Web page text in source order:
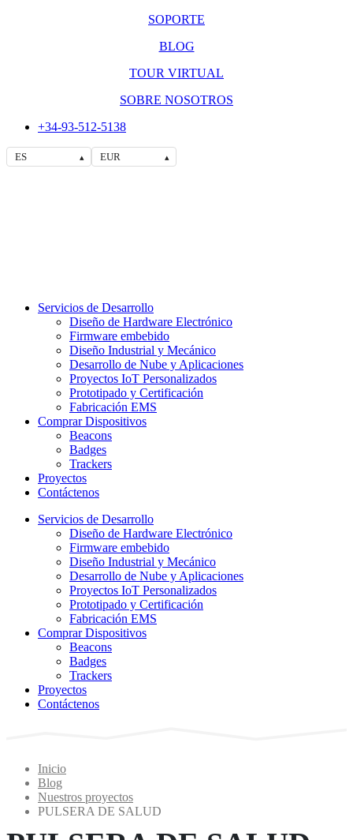
SOPORTE
BLOG
TOUR VIRTUAL
SOBRE NOSOTROS
+34-93-512-5138
ES ▴ EUR ▴
Servicios de Desarrollo
Diseño de Hardware Electrónico
Firmware embebido
Diseño Industrial y Mecánico
Desarrollo de Nube y Aplicaciones
Proyectos IoT Personalizados
Prototipado y Certificación
Fabricación EMS
Comprar Dispositivos
Beacons
Badges
Trackers
Proyectos
Contáctenos
Servicios de Desarrollo
Diseño de Hardware Electrónico
Firmware embebido
Diseño Industrial y Mecánico
Desarrollo de Nube y Aplicaciones
Proyectos IoT Personalizados
Prototipado y Certificación
Fabricación EMS
Comprar Dispositivos
Beacons
Badges
Trackers
Proyectos
Contáctenos
Inicio
Blog
Nuestros proyectos
PULSERA DE SALUD